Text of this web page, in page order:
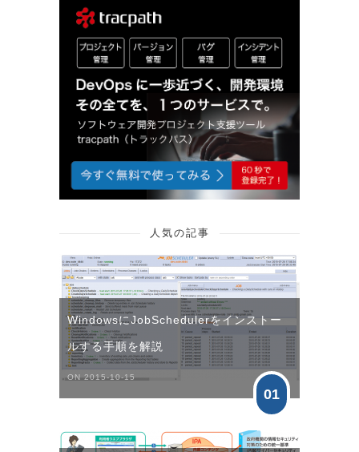
人気の記事
WindowsにJobSchedulerをインストー
ルする手順を解説
ON 2015-10-15
01